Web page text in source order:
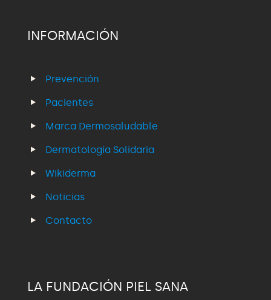
INFORMACIÓN
Prevención
Pacientes
Marca Dermosaludable
Dermatología Solidaria
Wikiderma
Noticias
Contacto
LA FUNDACIÓN PIEL SANA